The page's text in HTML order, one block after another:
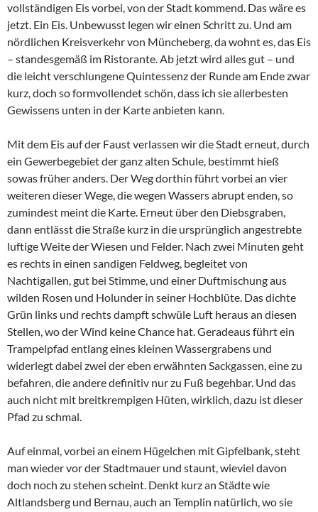
vollständigen Eis vorbei, von der Stadt kommend. Das wäre es
jetzt. Ein Eis. Unbewusst legen wir einen Schritt zu. Und am
nördlichen Kreisverkehr von Müncheberg, da wohnt es, das Eis
– standesgemäß im Ristorante. Ab jetzt wird alles gut – und
die leicht verschlungene Quintessenz der Runde am Ende zwar
kurz, doch so formvollendet schön, dass ich sie allerbesten
Gewissens unten in der Karte anbieten kann.
Mit dem Eis auf der Faust verlassen wir die Stadt erneut, durch
ein Gewerbegebiet der ganz alten Schule, bestimmt hieß
sowas früher anders. Der Weg dorthin führt vorbei an vier
weiteren dieser Wege, die wegen Wassers abrupt enden, so
zumindest meint die Karte. Erneut über den Diebsgraben,
dann entlässt die Straße kurz in die ursprünglich angestrebte
luftige Weite der Wiesen und Felder. Nach zwei Minuten geht
es rechts in einen sandigen Feldweg, begleitet von
Nachtigallen, gut bei Stimme, und einer Duftmischung aus
wilden Rosen und Holunder in seiner Hochblüte. Das dichte
Grün links und rechts dampft schwüle Luft heraus an diesen
Stellen, wo der Wind keine Chance hat. Geradeaus führt ein
Trampelpfad entlang eines kleinen Wassergrabens und
widerlegt dabei zwei der eben erwähnten Sackgassen, eine zu
befahren, die andere definitiv nur zu Fuß begehbar. Und das
auch nicht mit breitkrempigen Hüten, wirklich, dazu ist dieser
Pfad zu schmal.
Auf einmal, vorbei an einem Hügelchen mit Gipfelbank, steht
man wieder vor der Stadtmauer und staunt, wieviel davon
doch noch zu stehen scheint. Denkt kurz an Städte wie
Altlandsberg und Bernau, auch an Templin natürlich, wo sie